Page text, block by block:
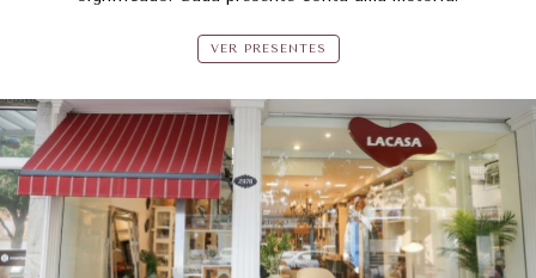
VER PRESENTES